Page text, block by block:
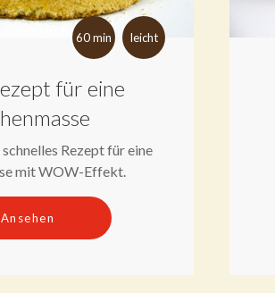
60 min leicht
für eine
Rezept für eine
mit WOW-Effekt.
Ansehen